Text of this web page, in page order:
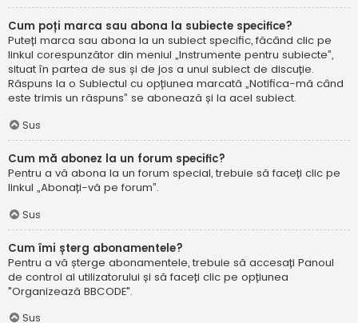
Cum poți marca sau abona la subiecte specifice?
Puteți marca sau abona la un subiect specific, făcând clic pe
linkul corespunzător din meniul „Instrumente pentru subiecte”,
situat în partea de sus și de jos a unui subiect de discuție.
Răspuns la o Subiectul cu opțiunea marcată „Notifica-mă când
este trimis un răspuns” se abonează și la acel subiect.
Sus
Cum mă abonez la un forum specific?
Pentru a vă abona la un forum special, trebuie să faceți clic pe
linkul „Abonați-vă pe forum”.
Sus
Cum îmi șterg abonamentele?
Pentru a vă șterge abonamentele, trebuie să accesați Panoul
de control al utilizatorului și să faceți clic pe opțiunea
"Organizează BBCODE".
Sus